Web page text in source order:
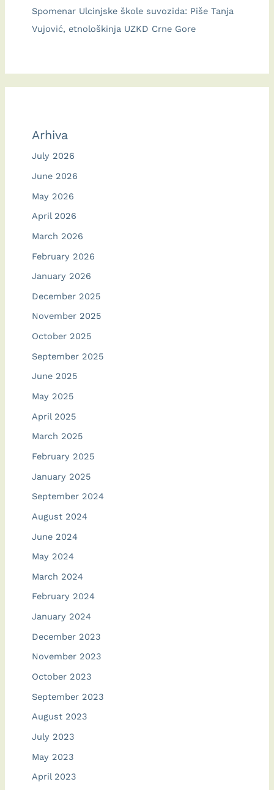
Spomenar Ulcinjske škole suvozida: Piše Tanja
Vujović, etnološkinja UZKD Crne Gore
Arhiva
July 2026
June 2026
May 2026
April 2026
March 2026
February 2026
January 2026
December 2025
November 2025
October 2025
September 2025
June 2025
May 2025
April 2025
March 2025
February 2025
January 2025
September 2024
August 2024
June 2024
May 2024
March 2024
February 2024
January 2024
December 2023
November 2023
October 2023
September 2023
August 2023
July 2023
May 2023
April 2023